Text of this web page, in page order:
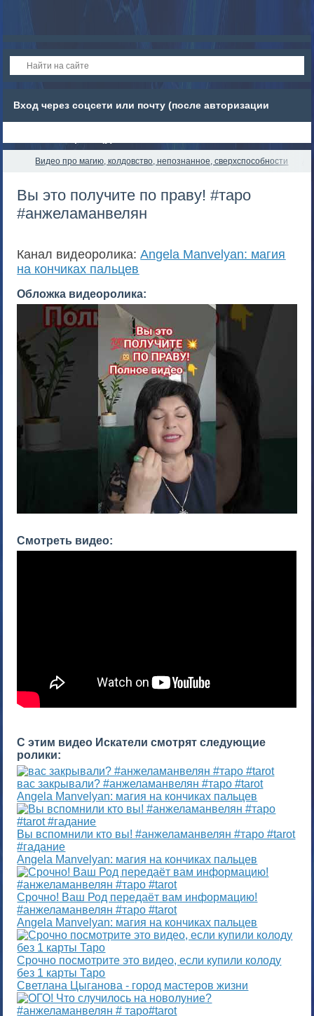
Вход через соцсети или почту (после авторизации
Видео про магию, колдовство, непознанное, сверхспособности
Вы это получите по праву! #таро
#анжеламанвелян
Канал видеоролика:Angela Manvelyan: магия
на кончиках пальцев
Обложка видеоролика:
Смотреть видео:
С этим видео Искатели смотрят следующие
ролики:
вас закрывали? #анжеламанвелян #таро #tarot
Angela Manvelyan: магия на кончиках пальцев
Вы вспомнили кто вы! #анжеламанвелян #таро #tarot
#гадание
Angela Manvelyan: магия на кончиках пальцев
Срочно! Ваш Род передаёт вам информацию!
#анжеламанвелян #таро #tarot
Angela Manvelyan: магия на кончиках пальцев
Срочно посмотрите это видео, если купили колоду
без 1 карты Таро
Светлана Цыганова - город мастеров жизни